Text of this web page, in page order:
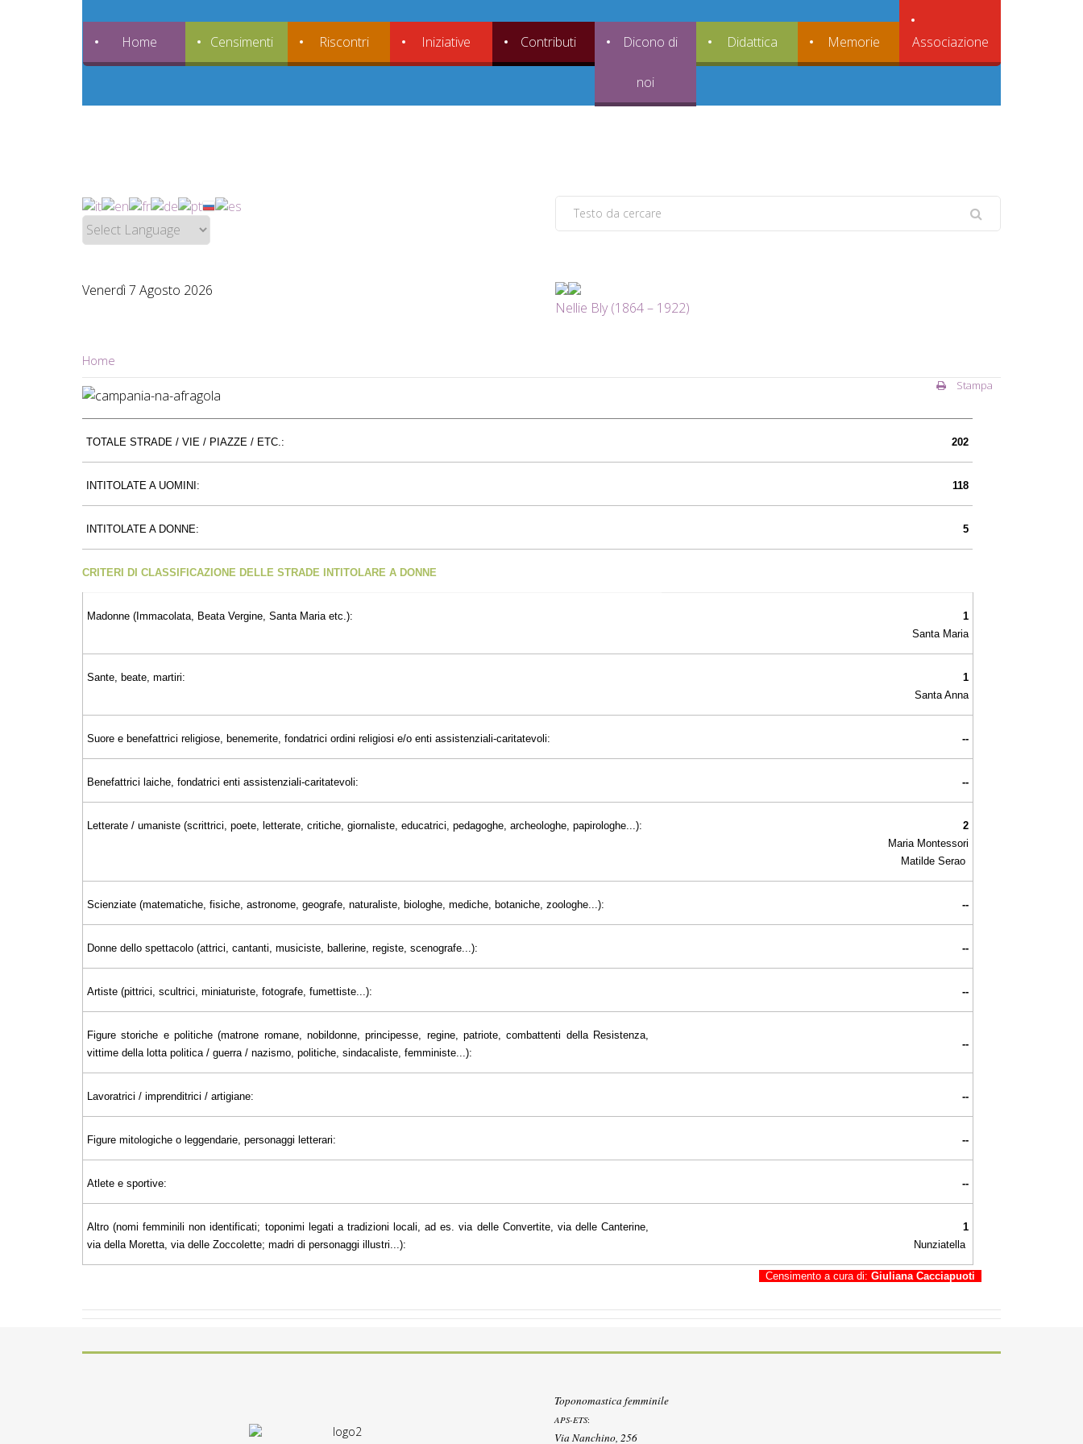
Home Censimenti Riscontri Iniziative Contributi Dicono di
noi
Didattica Memorie Associazione
Venerdì 7 Agosto 2026
Nellie Bly (1864 – 1922)
Home
Stampa
TOTALE STRADE / VIE / PIAZZE / ETC.: 202
INTITOLATE A UOMINI: 118
INTITOLATE A DONNE: 5
CRITERI DI CLASSIFICAZIONE DELLE STRADE INTITOLARE A DONNE
Madonne (Immacolata, Beata Vergine, Santa Maria etc.):
1
Santa Maria
Sante, beate, martiri:
1
Santa Anna
Suore e benefattrici religiose, benemerite, fondatrici ordini religiosi e/o enti assistenziali-caritatevoli: --
Benefattrici laiche, fondatrici enti assistenziali-caritatevoli: --
Letterate / umaniste (scrittrici, poete, letterate, critiche, giornaliste, educatrici, pedagoghe, archeologhe, papirologhe...):
2
Maria Montessori
Matilde Serao
Scienziate (matematiche, fisiche, astronome, geografe, naturaliste, biologhe, mediche, botaniche, zoologhe...): --
Donne dello spettacolo (attrici, cantanti, musiciste, ballerine, registe, scenografe...): --
Artiste (pittrici, scultrici, miniaturiste, fotografe, fumettiste...): --
Figure storiche e politiche (matrone romane, nobildonne, principesse, regine, patriote, combattenti della Resistenza,
vittime della lotta politica / guerra / nazismo, politiche, sindacaliste, femministe...):
--
Lavoratrici / imprenditrici / artigiane: --
Figure mitologiche o leggendarie, personaggi letterari: --
Atlete e sportive: --
Altro (nomi femminili non identificati; toponimi legati a tradizioni locali, ad es. via delle Convertite, via delle Canterine,
via della Moretta, via delle Zoccolette; madri di personaggi illustri...):
1
Nunziatella
Censimento a cura di: Giuliana Cacciapuoti
Toponomastica femminile
APS-ETS:
Via Nanchino, 256